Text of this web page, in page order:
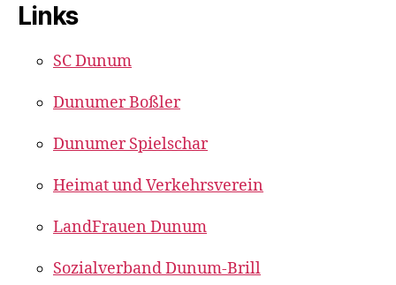
Links
SC Dunum
Dunumer Boßler
Dunumer Spielschar
Heimat und Verkehrsverein
LandFrauen Dunum
Sozialverband Dunum-Brill